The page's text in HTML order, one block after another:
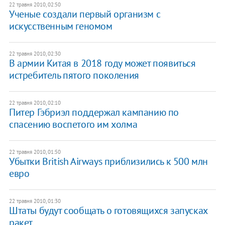
22 травня 2010, 02:50
Ученые создали первый организм с
искусственным геномом
22 травня 2010, 02:30
В армии Китая в 2018 году может появиться
истребитель пятого поколения
22 травня 2010, 02:10
Питер Гэбриэл поддержал кампанию по
спасению воспетого им холма
22 травня 2010, 01:50
Убытки British Airways приблизились к 500 млн
евро
22 травня 2010, 01:30
Штаты будут сообщать о готовящихся запусках
ракет